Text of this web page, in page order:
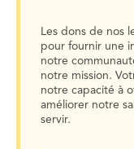
Les dons de nos
pour fournir une
notre
notre mission.
notre capacité à
améliorer notre
servir.